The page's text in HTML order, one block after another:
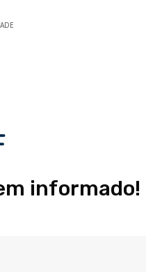
informado!